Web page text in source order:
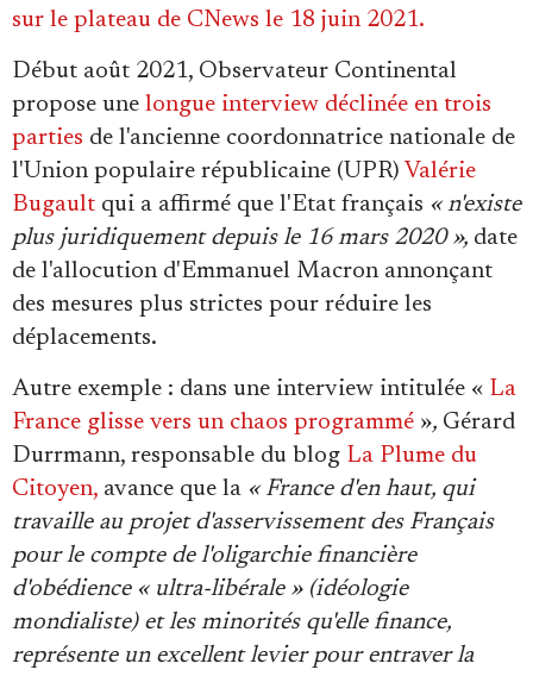
sur le plateau de CNews le 18 juin 2021.
Début août 2021, Observateur Continental
propose une longue interview déclinée en trois
parties de l'ancienne coordonnatrice nationale de
l'Union populaire républicaine (UPR) Valérie
Bugault qui a affirmé que l'Etat français « n'existe
plus juridiquement depuis le 16 mars 2020 », date
de l'allocution d'Emmanuel Macron annonçant
des mesures plus strictes pour réduire les
déplacements.
Autre exemple : dans une interview intitulée « La
France glisse vers un chaos programmé », Gérard
Durrmann, responsable du blog La Plume du
Citoyen, avance que la « France d'en haut, qui
travaille au projet d'asservissement des Français
pour le compte de l'oligarchie financière
d'obédience « ultra-libérale » (idéologie
mondialiste) et les minorités qu'elle finance,
représente un excellent levier pour entraver la